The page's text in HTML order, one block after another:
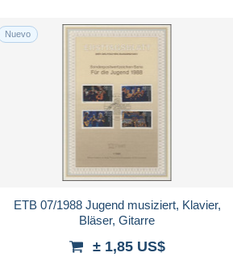
Nuevo
ETB 07/1988 Jugend musiziert, Klavier,
Bläser, Gitarre
± 1,85 US$